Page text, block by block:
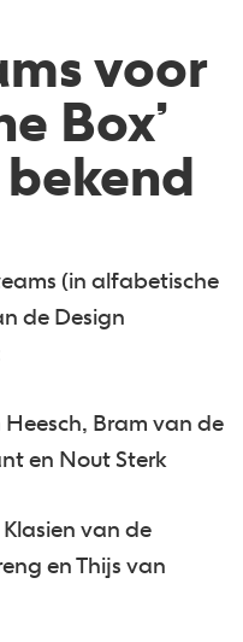
voor
Box’
(in alfabetische
de Design
Bram van de
en Nout Sterk
van de
en Thijs van